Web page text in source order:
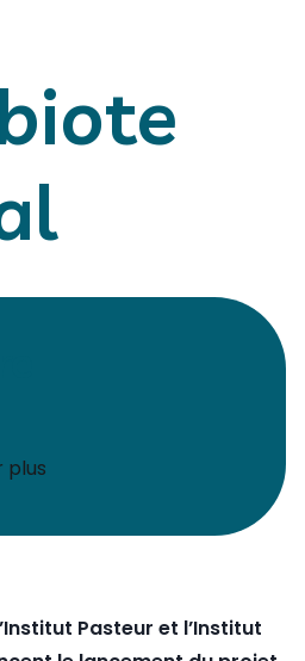
plus
Pasteur et l’Institut